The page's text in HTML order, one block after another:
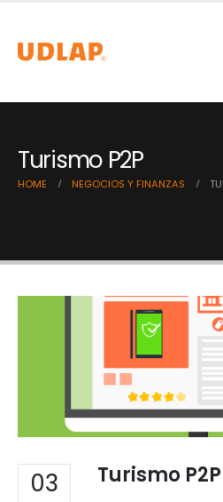
Turismo P2P
HOME NEGOCIOS Y FINANZAS
03 Turismo P2P